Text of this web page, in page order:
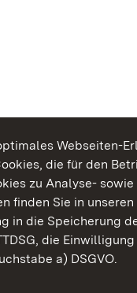
Webseiten-
die für den
zu Analyse- sowie
finden Sie in unseren
in die Speicherung
die
a) DSGVO.